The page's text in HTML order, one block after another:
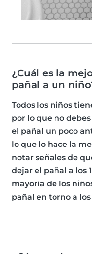
¿Cuál es la
pañal a un
Todos los niños
por lo que no
el pañal un poco
lo que lo hace la
notar señales de
dejar el pañal a los
mayoría de los
pañal en torno a los